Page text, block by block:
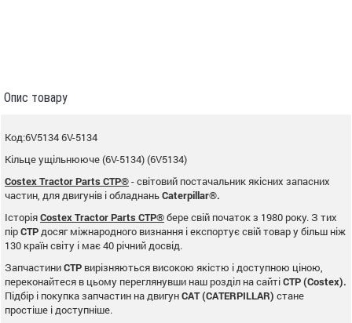
Опис товару
Код:6V5134 6V-5134
Кільце ущільнююче (6V-5134) (6V5134)
Costex Tractor Parts CTP®- світовий постачальник якісних запасних
частин, для двигунів і обладнаньCaterpillar®.
ІсторіяCostex Tractor Parts CTP®бере свій початок з 1980 року. З тих
пірCTP досяг міжнародного визнання і експортує свій товар у більш ніж
130 країн світу і має 40 річний досвід.
ЗапчастиниCTP вирізняються високою якістю і доступною ціною,
переконайтеся в цьому переглянувши наш розділ на сайтіCTP (Costex).
Підбір і покупка запчастин на двигунCAT (CATERPILLAR) стане
простіше і доступніше.